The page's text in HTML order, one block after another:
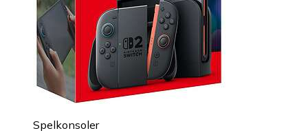
Spelkonsoler